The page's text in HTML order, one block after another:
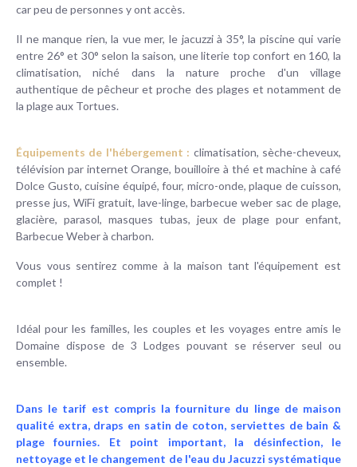
car peu de personnes y ont accès.
Il ne manque rien, la vue mer, le jacuzzi à 35°, la piscine qui varie
entre 26° et 30° selon la saison, une literie top confort en 160, la
climatisation, niché dans la nature proche d'un village
authentique de pêcheur et proche des plages et notamment de
la plage aux Tortues.
Équipements de l'hébergement : climatisation, sèche-cheveux,
télévision par internet Orange, bouilloire à thé et machine à café
Dolce Gusto, cuisine équipé, four, micro-onde, plaque de cuisson,
presse jus, WiFi gratuit, lave-linge, barbecue weber sac de plage,
glacière, parasol, masques tubas, jeux de plage pour enfant,
Barbecue Weber à charbon.
Vous vous sentirez comme à la maison tant l'équipement est
complet !
Idéal pour les familles, les couples et les voyages entre amis le
Domaine dispose de 3 Lodges pouvant se réserver seul ou
ensemble.
Dans le tarif est compris la fourniture du linge de maison
qualité extra, draps en satin de coton, serviettes de bain &
plage fournies. Et point important, la désinfection, le
nettoyage et le changement de l'eau du Jacuzzi systématique